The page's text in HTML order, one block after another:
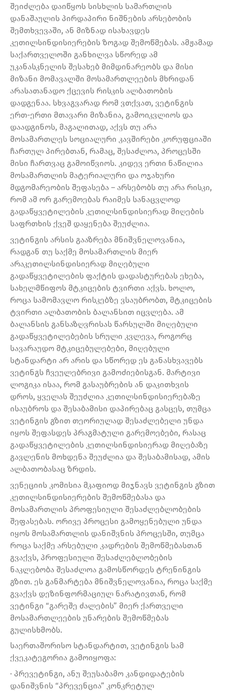
შეიძლება დაიწყოს სისხლის სამართლის
დანაშაულის პირდაპირი ნიშნების არსებობის
შემთხვევაში, ან მიზნად ისახავდეს
კეთილსინდისიერების ზოგად შემოწმებას. ამჟამად
საქართველოში განხილვა სწორედ ამ
უკანასკნელის შესახებ მიმდინარეობს და მისი
მიზანი მომავალში მოსამართლეების მხრიდან
არასათანადო ქცევის რისკის ალბათობის
დადგენაა. სხვაგვარად რომ ვთქვათ, ვეტინგის
ერთ-ერთი მთავარი მიზანია, გამოიკვლიოს და
დაადგინოს, მაგალითად, აქვს თუ არა
მოსამართლეს სოციალური კავშირები კორუფციაში
ჩართულ პირებთან, რამაც, შესაძლოა, პროცესში
მისი ჩართვაც გამოიწვიოს. კიდევ ერთი ნაწილია
მოსამართლის მატერიალური და ოჯახური
მდგომარეობის შეფასება – არსებობს თუ არა რისკი,
რომ ამ ორ გარემოებას რაიმეს სანაცვლოდ
გადაწყვეტილების კეთილსინდისიერად მიღების
საფრთხის ქვეშ დაყენება შეუძლია.
ვეტინგის არსის გააზრება მნიშვნელოვანია,
რადგან თუ საქმე მოსამართლის მიერ
არაკეთილსინდისიერად მიღებული
გადაწყვეტილების ფაქტის დადასტურებას ეხება,
სახელმწიფოს მტკიცების ტვირთი აქვს. ხოლო,
როცა სამომავლო რისკებზე ვსაუბრობთ, მტკიცების
ტვირთი ალბათობის ბალანსით იცვლება. ამ
ბალანსის განსაზღვრისას წარსულში მიღებული
გადაწყვეტილებების სრული კვლევა, როგორც
სავარაუდო მტკიცებულებები, მიღებული
სტანდარტი არ არის და სწორედ ეს განასხვავებს
ვეტინგს ჩვეულებრივი გამოძიებისგან. მარტივი
ლოგიკა ისაა, რომ გასაუბრების ან დაკითხვის
დროს, ყველას შეუძლია კეთილსინდისიერებაზე
ისაუბროს და შესაბამისი დაპირებაც გასცეს, თუმცა
ვეტინგის გზით თეორიულად შესაძლებელი უნდა
იყოს შეფასდეს პრაგმატული გარემოებები, რასაც
გადაწყვეტილების კეთილსინდისიერად მიღებაზე
გავლენის მოხდენა შეუძლია და შესაბამისად, ამის
ალბათობასაც ზრდის.
ვენეციის კომისია მკაფიოდ მიჯნავს ვეტინგის გზით
კეთილსინდისიერების შემოწმებასა და
მოსამართლის პროფესიული შესაძლებლობების
შეფასებას. ორივე პროცესი გამოყენებული უნდა
იყოს მოსამართლის დანიშვნის პროცესში, თუმცა
როცა საქმე არსებული კადრების შემოწმებასთან
გვაქვს, პროფესიული შესაძლებლობების
ნაკლებობა შესაძლოა გამოსწორდეს ტრენინგის
გზით. ეს განმარტება მნიშვნელოვანია, როცა საქმე
გვაქვს დეზინფორმაციულ ნარატივთან, რომ
ვეტინგი “გარეშე ძალების” მიერ ქართველი
მოსამართლეების უნარების შემოწმებას
გულისხმობს.
საერთაშორისო სტანდარტით, ვეტინგის სამ
ქვეკატეგორია გამოიყოფა:
· პრევეტინგი, ანუ შეუსაბამო კანდიდატების
დანიშვნის “პრევენცია” კონკრეტულ